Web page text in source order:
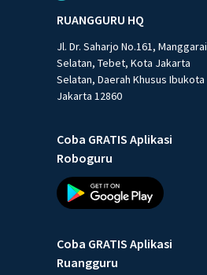
RUANGGURU HQ
Jl. Dr. Saharjo No.161, Manggarai
Selatan, Tebet, Kota Jakarta
Selatan, Daerah Khusus Ibukota
Jakarta 12860
Coba GRATIS Aplikasi
Roboguru
Coba GRATIS Aplikasi
Ruangguru